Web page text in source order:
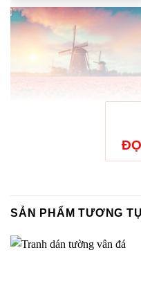
TV4180
SẢN PHẨM TƯƠNG